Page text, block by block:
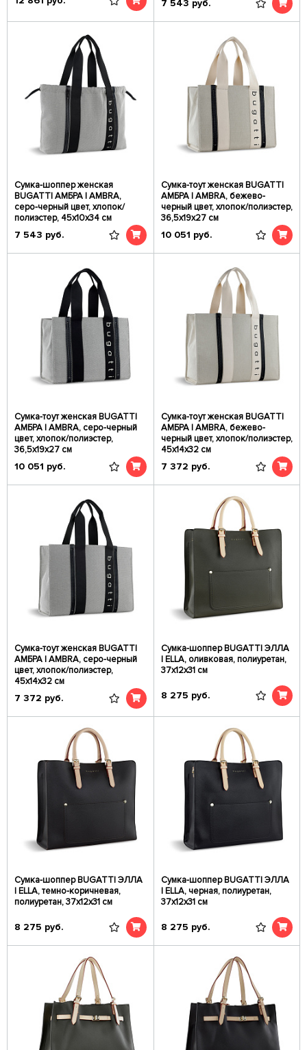
7 543 руб.
Сумка-шоппер женская
BUGATTI АМБРА | AMBRA,
серо-черный цвет, хлопок/
полиэстер, 45х10х34 см
7 543 руб.
Сумка-тоут женская BUGATTI
АМБРА | AMBRA, бежево-
черный цвет, хлопок/полиэстер,
36,5х19х27 см
10 051 руб.
Сумка-тоут женская BUGATTI
АМБРА | AMBRA, серо-черный
цвет, хлопок/полиэстер,
36,5х19х27 см
10 051 руб.
Сумка-тоут женская BUGATTI
АМБРА | AMBRA, бежево-
черный цвет, хлопок/полиэстер,
45х14х32 см
7 372 руб.
Сумка-тоут женская BUGATTI
АМБРА | AMBRA, серо-черный
цвет, хлопок/полиэстер,
45х14х32 см
7 372 руб.
Сумка-шоппер BUGATTI ЭЛЛА
| ELLA, оливковая, полиуретан,
37х12х31 см
8 275 руб.
Сумка-шоппер BUGATTI ЭЛЛА
| ELLA, темно-коричневая,
полиуретан, 37х12х31 см
8 275 руб.
Сумка-шоппер BUGATTI ЭЛЛА
| ELLA, черная, полиуретан,
37х12х31 см
8 275 руб.